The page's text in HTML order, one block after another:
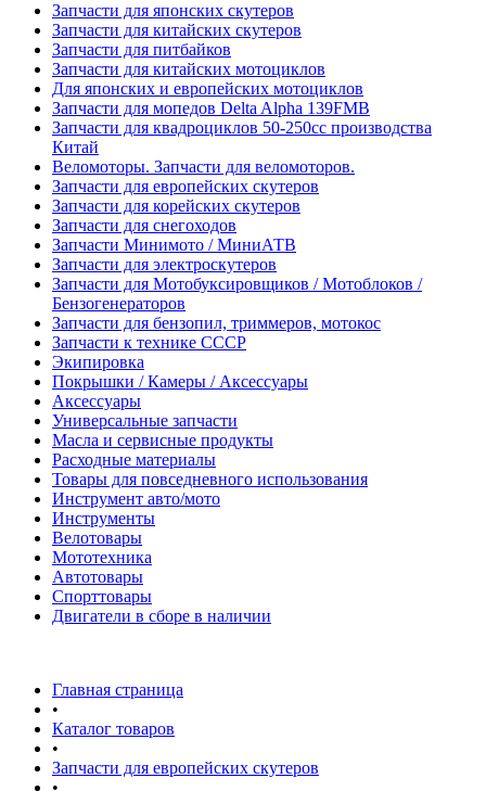
Запчасти для японских скутеров
Запчасти для китайских скутеров
Запчасти для питбайков
Запчасти для китайских мотоциклов
Для японских и европейских мотоциклов
Запчасти для мопедов Delta Alpha 139FMB
Запчасти для квадроциклов 50-250сс производства
Китай
Веломоторы. Запчасти для веломоторов.
Запчасти для европейских скутеров
Запчасти для корейских скутеров
Запчасти для снегоходов
Запчасти Минимото / МиниАТВ
Запчасти для электроскутеров
Запчасти для Мотобуксировщиков / Мотоблоков /
Бензогенераторов
Запчасти для бензопил, триммеров, мотокос
Запчасти к технике СССР
Экипировка
Покрышки / Камеры / Аксессуары
Аксессуары
Универсальные запчасти
Масла и сервисные продукты
Расходные материалы
Товары для повседневного использования
Инструмент авто/мото
Инструменты
Велотовары
Мототехника
Автотовары
Спорттовары
Двигатели в сборе в наличии
Главная страница
•
Каталог товаров
•
Запчасти для европейских скутеров
•